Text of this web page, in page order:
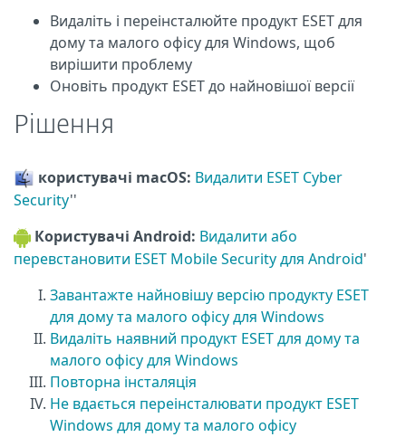
Видаліть і переінсталюйте продукт ESET для
дому та малого офісу для Windows, щоб
вирішити проблему
Оновіть продукт ESET до найновішої версії
Рішення
користувачі macOS: Видалити ESET Cyber
Security''
Користувачі Android: Видалити або
перевстановити ESET Mobile Security для Android'
Завантажте найновішу версію продукту ESET
для дому та малого офісу для Windows
Видаліть наявний продукт ESET для дому та
малого офісу для Windows
Повторна інсталяція
Не вдається переінсталювати продукт ESET
Windows для дому та малого офісу